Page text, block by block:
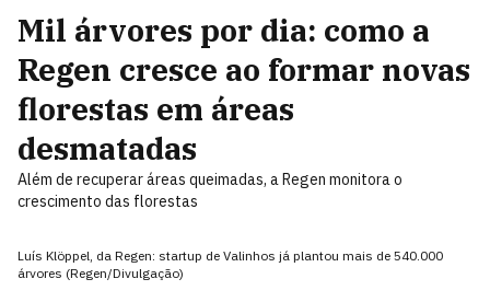
Mil árvores por dia: como a
Regen cresce ao formar novas
florestas em áreas
desmatadas
Além de recuperar áreas queimadas, a Regen monitora o
crescimento das florestas
Luís Klöppel, da Regen: startup de Valinhos já plantou mais de 540.000
árvores (Regen/Divulgação)